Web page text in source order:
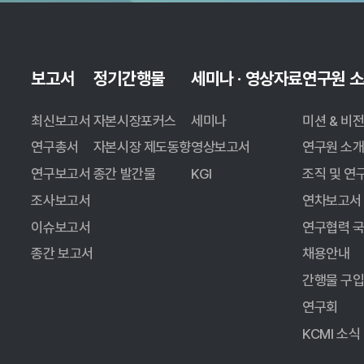
・EU 주식거래의 경우 RM의 2022년 연간 주식 거래대
(trading venue) 및 플랫폼의 비중도 높은 수준
보고서
최신보고서
연구총서
연구보고서
조사보고서
이슈보고서
종간 보고서
정기간행물
자본시장포커스
자본시장 제도동향
종간 발간물
세미나 · 영상자료
세미나
영상보고서
KGI
연구원
미션 & 비전
연구원 소개
조직 및 연
연차보고서
연구협력
채용안내
간행물 구
연구회
KCMI 소식